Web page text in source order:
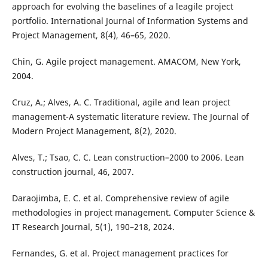
approach for evolving the baselines of a leagile project
portfolio. International Journal of Information Systems and
Project Management, 8(4), 46–65, 2020.
Chin, G. Agile project management. AMACOM, New York,
2004.
Cruz, A.; Alves, A. C. Traditional, agile and lean project
management-A systematic literature review. The Journal of
Modern Project Management, 8(2), 2020.
Alves, T.; Tsao, C. C. Lean construction–2000 to 2006. Lean
construction journal, 46, 2007.
Daraojimba, E. C. et al. Comprehensive review of agile
methodologies in project management. Computer Science &
IT Research Journal, 5(1), 190–218, 2024.
Fernandes, G. et al. Project management practices for